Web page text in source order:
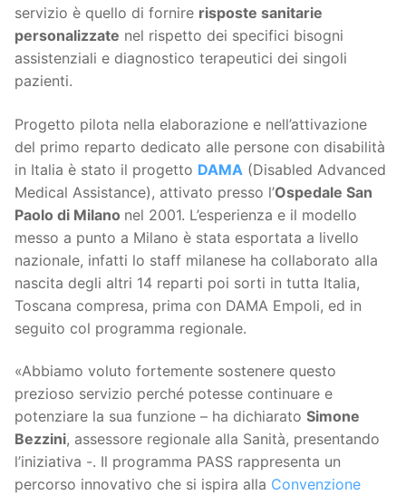
servizio è quello di fornire risposte sanitarie
personalizzate nel rispetto dei specifici bisogni
assistenziali e diagnostico terapeutici dei singoli
pazienti.
Progetto pilota nella elaborazione e nell’attivazione
del primo reparto dedicato alle persone con disabilità
in Italia è stato il progetto DAMA (Disabled Advanced
Medical Assistance), attivato presso l’Ospedale San
Paolo di Milano nel 2001. L’esperienza e il modello
messo a punto a Milano è stata esportata a livello
nazionale, infatti lo staff milanese ha collaborato alla
nascita degli altri 14 reparti poi sorti in tutta Italia,
Toscana compresa, prima con DAMA Empoli, ed in
seguito col programma regionale.
«Abbiamo voluto fortemente sostenere questo
prezioso servizio perché potesse continuare e
potenziare la sua funzione – ha dichiarato Simone
Bezzini, assessore regionale alla Sanità, presentando
l’iniziativa -. Il programma PASS rappresenta un
percorso innovativo che si ispira alla Convenzione